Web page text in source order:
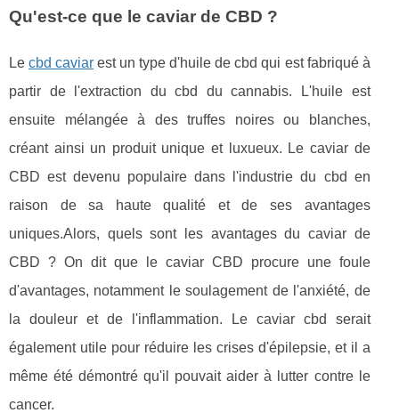
Qu'est-ce que le caviar de CBD ?
Lecbd caviar est un type d'huile de cbd qui est fabriqué à
partir de l'extraction du cbd du cannabis. L'huile est
ensuite mélangée à des truffes noires ou blanches,
créant ainsi un produit unique et luxueux. Le caviar de
CBD est devenu populaire dans l'industrie du cbd en
raison de sa haute qualité et de ses avantages
uniques.Alors, quels sont les avantages du caviar de
CBD ? On dit que le caviar CBD procure une foule
d'avantages, notamment le soulagement de l'anxiété, de
la douleur et de l'inflammation. Le caviar cbd serait
également utile pour réduire les crises d'épilepsie, et il a
même été démontré qu'il pouvait aider à lutter contre le
cancer.